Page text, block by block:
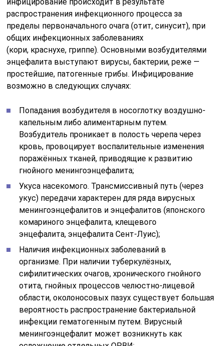
распространения инфекционного процесса за
пределы первоначального очага (отит, синусит), при
общих инфекционных заболеваниях
(кори, краснухе, гриппе). Основными возбудителями
энцефалита выступают вирусы, бактерии, реже —
простейшие, патогенные грибы. Инфицирование
возможно в следующих случаях:
Попадания возбудителя в носоглотку воздушно-
капельным либо алиментарным путем.
Возбудитель проникает в полость черепа через
кровь, провоцирует воспалительные изменения
поражённых тканей, приводящие к развитию
гнойного менингоэнцефалита;
Укуса насекомого. Трансмиссивный путь (через
укус) передачи характерен для ряда вирусных
менингоэнцефалитов и энцефалитов (японского
комариного энцефалита, клещевого
энцефалита, энцефалита Сент-Луис);
Наличия инфекционных заболеваний в
организме. При наличии туберкулёзных,
сифилитических очагов, хронического гнойного
отита, гнойных процессов челюстно-лицевой
области, околоносовых пазух существует большая
вероятность распространение бактериальной
инфекции гематогенным путем. Вирусный
менингоэнцефалит может возникнуть как